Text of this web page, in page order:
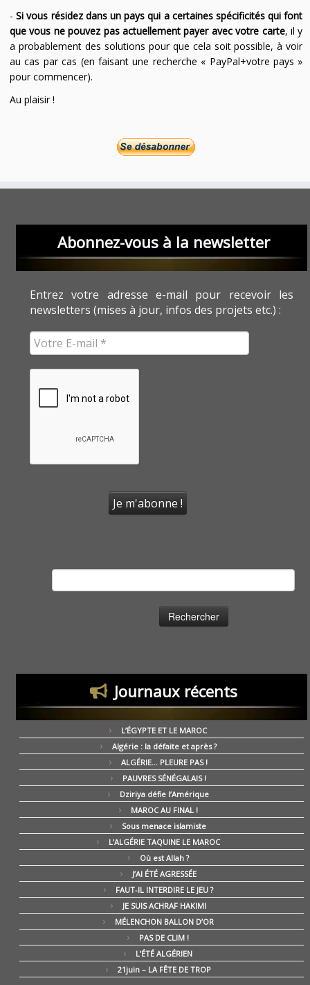
-Si vous résidez dans un pays qui a certaines spécificités qui font
que vous ne pouvez pas actuellement payer avec votre carte, il y
a probablement des solutions pour que cela soit possible, à voir
au cas par cas (en faisant une recherche « PayPal+votre pays »
pour commencer).
Au plaisir !
Abonnez-vous à la newsletter
Entrez votre adresse e-mail pour recevoir les
newsletters (mises à jour, infos des projets etc.) :
Journaux récents
L’ÉGYPTE ET LE MAROC
Algérie : la défaite et après ?
ALGÉRIE… PLEURE PAS !
PAUVRES SÉNÉGALAIS !
Dziriya défie l’Amérique
MAROC AU FINAL !
Sous menace islamiste
L’ALGÉRIE TAQUINE LE MAROC
Où est Allah ?
J’AI ÉTÉ AGRESSÉE
FAUT-IL INTERDIRE LE JEU ?
JE SUIS ACHRAF HAKIMI
MÉLENCHON BALLON D’OR
PAS DE CLIM !
L’ÉTÉ ALGÉRIEN
21juin – LA FÊTE DE TROP